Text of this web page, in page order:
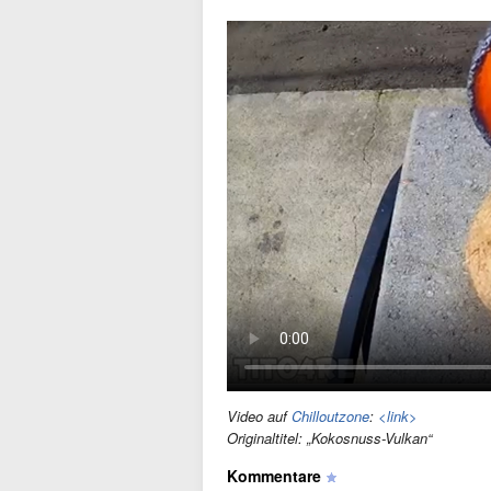
Video aufChilloutzone: <link>
Originaltitel: „Kokosnuss-Vulkan“
Kommentare